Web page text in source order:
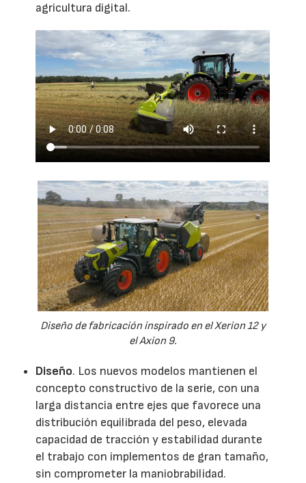
agricultura digital.
Diseño de fabricación inspirado en el Xerion 12 y
el Axion 9.
Diseño. Los nuevos modelos mantienen el
concepto constructivo de la serie, con una
larga distancia entre ejes que favorece una
distribución equilibrada del peso, elevada
capacidad de tracción y estabilidad durante
el trabajo con implementos de gran tamaño,
sin comprometer la maniobrabilidad.